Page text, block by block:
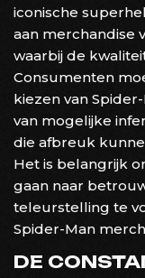
iconische
aan merchandise
waarbij de
Consumenten
kiezen van
van mogelijke
die afbreuk
Het is belangrijk
gaan naar
teleurstelling te
Spider-Man
DE